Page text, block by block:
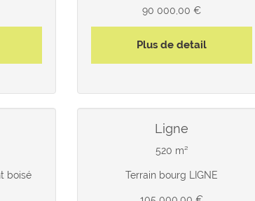
90 000,00 €
Plus de detail
boisé
ligne
520 m²
Terrain bourg LIGNE